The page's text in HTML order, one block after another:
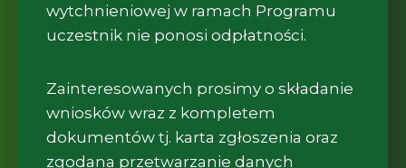
wytchnieniowej w ramach Programu
uczestnik nie ponosi odpłatności.
Zainteresowanych prosimy o składanie
wniosków wraz z kompletem
dokumentów tj. karta zgłoszenia oraz
zgodana przetwarzanie danych